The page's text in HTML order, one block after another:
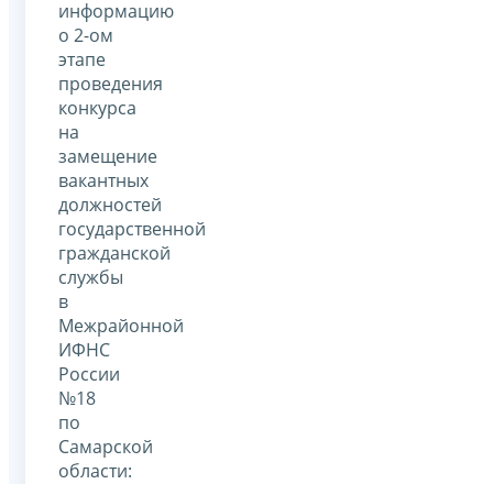
информацию
о 2-ом
этапе
проведения
конкурса
на
замещение
вакантных
должностей
государственной
гражданской
службы
в
Межрайонной
ИФНС
России
№18
по
Самарской
области: